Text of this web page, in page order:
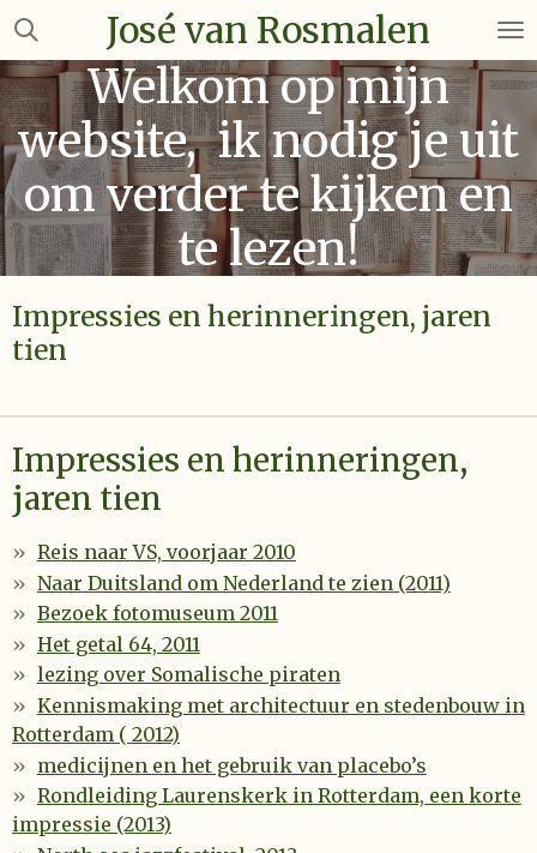
Ga
naar
de
hoofdinhoud
José van Rosmalen
Welkom op mijn
website, ik nodig je uit
om verder te kijken en
te lezen!
Impressies en herinneringen, jaren
tien
Impressies en herinneringen,
jaren tien
Reis naar VS, voorjaar 2010
Naar Duitsland om Nederland te zien (2011)
Bezoek fotomuseum 2011
Het getal 64, 2011
lezing over Somalische piraten
Kennismaking met architectuur en stedenbouw in
Rotterdam ( 2012)
medicijnen en het gebruik van placebo’s
Rondleiding Laurenskerk in Rotterdam, een korte
impressie (2013)